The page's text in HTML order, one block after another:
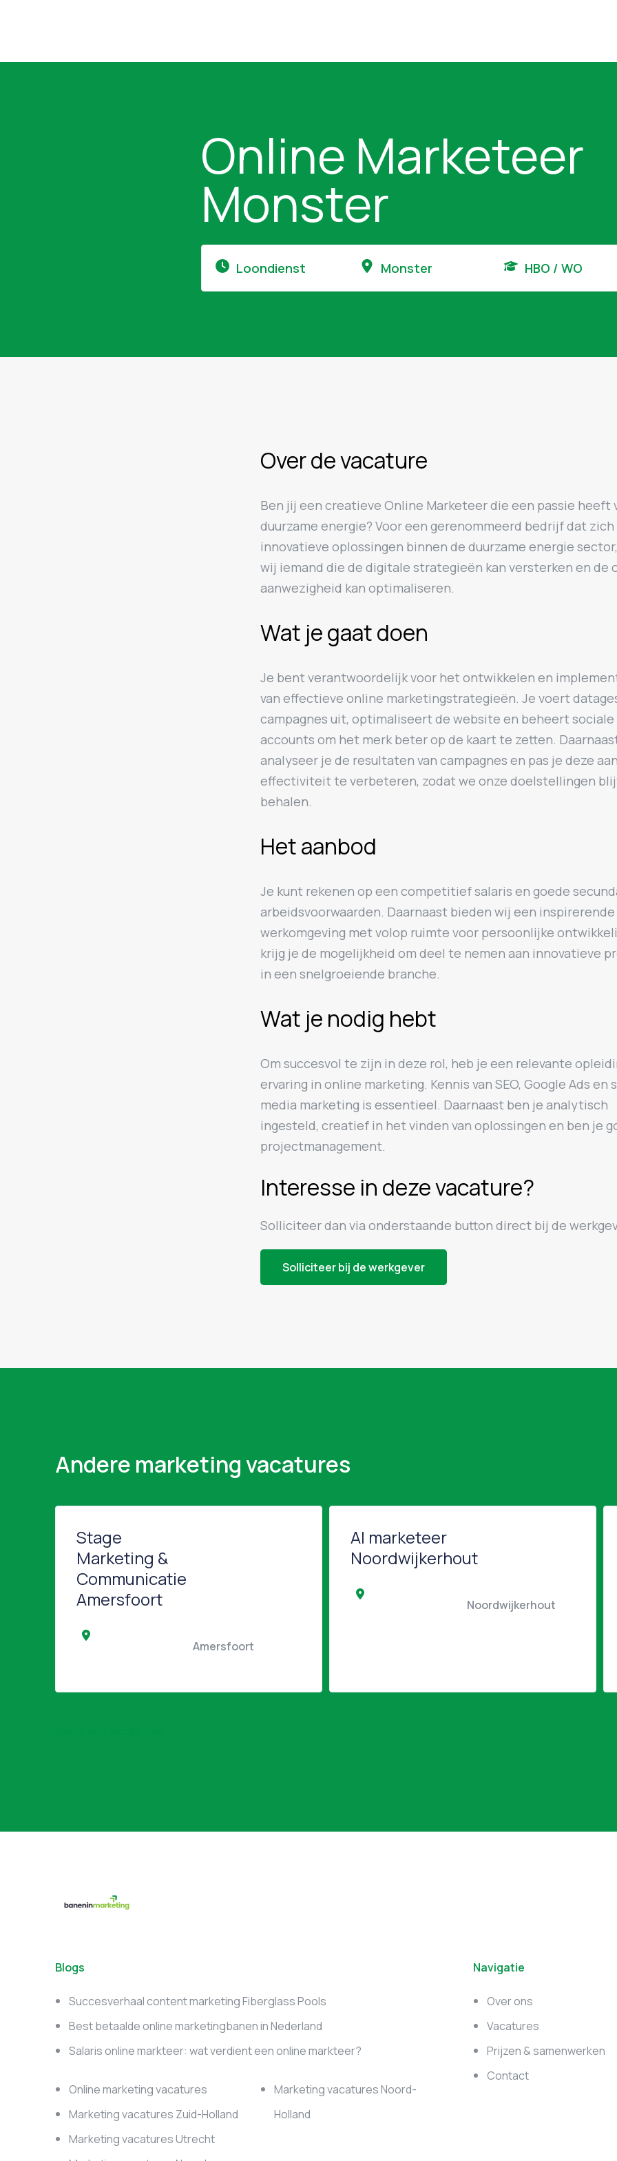
Online Marketeer
Monster
Loondienst Monster HBO / WO
Over de vacature
Ben jij een creatieve Online Marketeer die een passie heeft
duurzame energie? Voor een gerenommeerd bedrijf dat
innovatieve oplossingen binnen de duurzame energie
wij iemand die de digitale strategieën kan versterken en de
aanwezigheid kan optimaliseren.
Wat je gaat doen
Je bent verantwoordelijk voor het ontwikkelen en
van effectieve online marketingstrategieën. Je voert
campagnes uit, optimaliseert de website en beheert sociale
accounts om het merk beter op de kaart te zetten.
analyseer je de resultaten van campagnes en pas je deze
effectiviteit te verbeteren, zodat we onze doelstellingen
behalen.
Het aanbod
Je kunt rekenen op een competitief salaris en goede
arbeidsvoorwaarden. Daarnaast bieden wij een inspirerende
werkomgeving met volop ruimte voor persoonlijke
krijg je de mogelijkheid om deel te nemen aan innovatieve
in een snelgroeiende branche.
Wat je nodig hebt
Om succesvol te zijn in deze rol, heb je een relevante
ervaring in online marketing. Kennis van SEO, Google Ads en
media marketing is essentieel. Daarnaast ben je analytisch
ingesteld, creatief in het vinden van oplossingen en ben je
projectmanagement.
Interesse in deze vacature?
Solliciteer dan via onderstaande button direct bij de
Solliciteer bij de werkgever
Andere marketing vacatures
Stage
Marketing &
Communicatie
Amersfoort
AI marketeer
Noordwijkerhout
Blogs
Succesverhaal content marketing Fiberglass Pools
Best betaalde online marketingbanen in Nederland
Salaris online markteer: wat verdient een online markteer?
Online marketing vacatures
Marketing vacatures Zuid-Holland
Marketing vacatures Utrecht
Marketing vacatures Noord-
Holland
Navigatie
Over ons
Vacatures
Prijzen & samenwerken
Contact